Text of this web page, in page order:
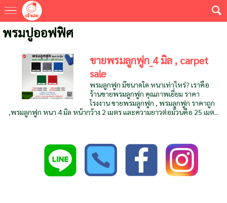
พรมปูออฟฟิศ
ขายพรมลูกฟูก_4 มิล , carpet
sale
พรมลูกฟูก มีขนาดใด หนาเท่าไหร่? เราคือ
ร้านขายพรมลูกฟูก คุณภาพเยี่ยม ราคา
โรงงาน ขายพรมลูกฟูก , พรมลูกฟูก ราคาถูก
,พรมลูกฟูก หนา 4 มิล หน้ากว้าง 2 เมตร และความยาวต่อม้วนคือ 25 เมต...